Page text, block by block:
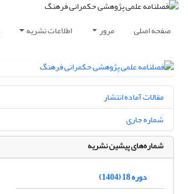
صفحه اصلی مرور اطلاعات نشریه
مقالات آماده انتشار
شماره جاری
شماره‌های پیشین نشریه
دوره 18 (1404)